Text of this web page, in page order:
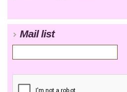
Mail list